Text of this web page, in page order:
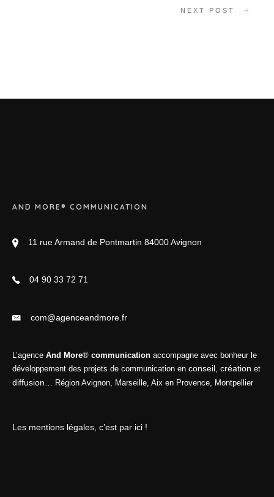
NEXT POST
AND MORE® COMMUNICATION
11 rue Armand de Pontmartin 84000 Avignon
04 90 33 72 71
com@agenceandmore.fr
L’agence And More® communication accompagne avec bonheur le
développement des projets de communication en conseil création et
diffusion … Région Avignon, Marseille, Aix en Provence, Montpellier
Les mentions légales, c’est par ici !